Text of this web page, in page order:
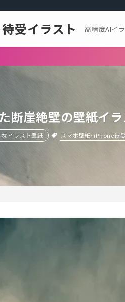
受イラスト 高精度AIイ
断崖絶壁の壁紙イ
イラスト壁紙 スマホ壁紙･iPhone待